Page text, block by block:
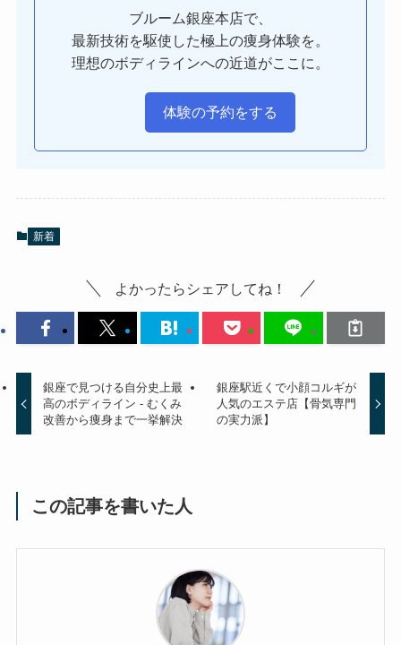
ブルーム銀座本店で、
最新技術を駆使した極上の痩身体験を。
理想のボディラインへの近道がここに。
体験の予約をする
新着
よかったらシェアしてね！
銀座で見つける自分史上最
高のボディライン - むくみ
改善から痩身まで一挙解決
銀座駅近くで小顔コルギが
人気のエステ店【骨気専門
の実力派】
この記事を書いた人